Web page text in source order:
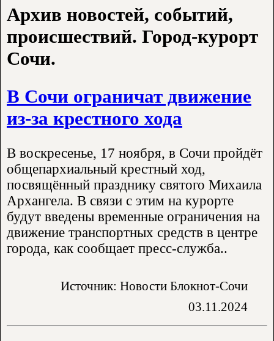
Архив новостей, событий,
происшествий. Город-курорт
Сочи.
В Сочи ограничат движение
из-за крестного хода
В воскресенье, 17 ноября, в Сочи пройдёт
общепархиальный крестный ход,
посвящённый празднику святого Михаила
Архангела. В связи с этим на курорте
будут введены временные ограничения на
движение транспортных средств в центре
города, как сообщает пресс-служба..
Источник: Новости Блокнот-Сочи
03.11.2024